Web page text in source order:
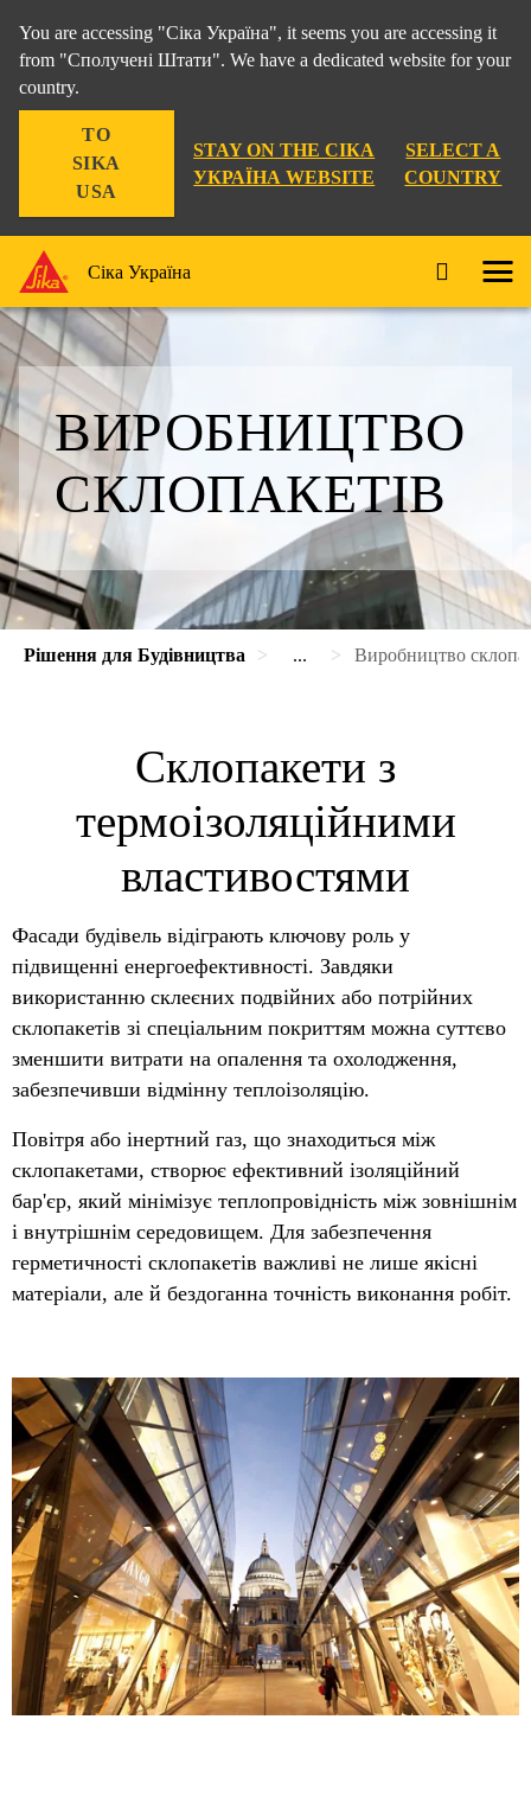
You are accessing "Сіка Україна", it seems you are accessing it
from "Сполучені Штати". We have a dedicated website for your
country.
TO
SIKA
USA
STAY ON THE СІКА
УКРАЇНА WEBSITE
SELECT A
COUNTRY
Сіка Україна
ВИРОБНИЦТВО
СКЛОПАКЕТІВ
Рішення для Будівництва ... Виробництво
Склопакети з
термоізоляційними
властивостями
Фасади будівель відіграють ключову роль у
підвищенні енергоефективності. Завдяки
використанню склеєних подвійних або потрійних
склопакетів зі спеціальним покриттям можна суттєво
зменшити витрати на опалення та охолодження,
забезпечивши відмінну теплоізоляцію.
Повітря або інертний газ, що знаходиться між
склопакетами, створює ефективний ізоляційний
бар'єр, який мінімізує теплопровідність між зовнішнім
і внутрішнім середовищем. Для забезпечення
герметичності склопакетів важливі не лише якісні
матеріали, але й бездоганна точність виконання робіт.